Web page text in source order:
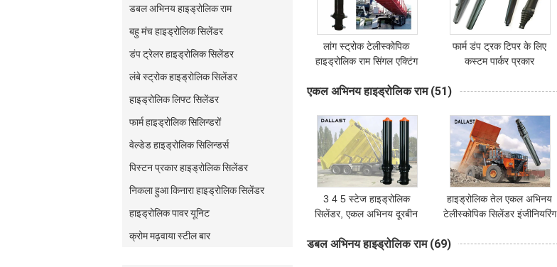
डबल अभिनय हाइड्रोलिक राम
बहु मंच हाइड्रोलिक सिलेंडर
डंप ट्रेलर हाइड्रोलिक सिलेंडर
लंबे स्ट्रोक हाइड्रोलिक सिलेंडर
हाइड्रोलिक लिफ्ट सिलेंडर
फार्म हाइड्रोलिक सिलिन्डरों
वेल्डेड हाइड्रोलिक सिलिन्डर्स
पिस्टन प्रकार हाइड्रोलिक सिलेंडर
निकला हुआ किनारा हाइड्रोलिक सिलेंडर
हाइड्रोलिक पावर यूनिट
क्रोम मढ़वाया स्टील बार
लांग स्ट्रोक टेलीस्कोपिक
हाइड्रोलिक राम सिंगल एक्टिंग
दबाव
फार्म डंप ट्रक टिपर के लिए
कस्टम पार्कर प्रकार
सिलेंडर
एकल अभिनय हाइड्रोलिक राम (51)
3 4 5 स्टेज हाइड्रोलिक
सिलेंडर, एकल अभिनय दूरबीन
ट्रेलर
हाइड्रोलिक तेल एकल अभिनय
टेलीस्कोपिक सिलेंडर इंजीनियरिंग
एप्लाइड
डबल अभिनय हाइड्रोलिक राम (69)